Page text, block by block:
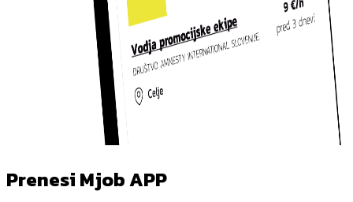
Prenesi Mjob APP